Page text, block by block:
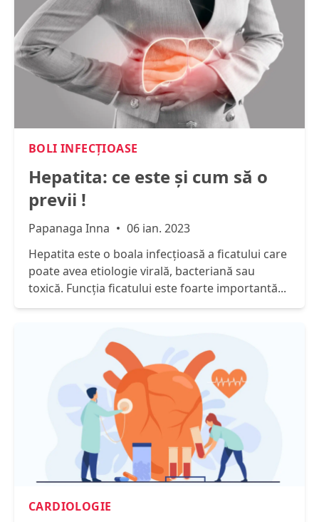
BOLI INFECŢIOASE
Hepatita: ce este și cum să o
previi !
Papanaga Inna
06 ian. 2023
Hepatita este o boala infecțioasă a ficatului care
poate avea etiologie virală, bacteriană sau
toxică. Funcția ficatului este foarte importantă...
CARDIOLOGIE